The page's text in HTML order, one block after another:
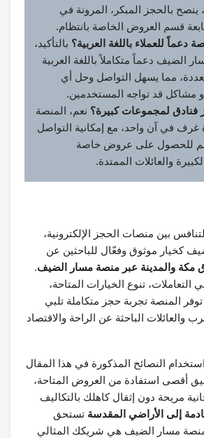
، ينصح بالحجز المبكر، المرونة في
قسم العروض الخاصة بانتظام.
دعماً للعملاء باللغة العربية؟ بالتأكيد،
الضيف دعماً متكاملاً باللغة العربية
مما يسهل التواصل وحل أي
مشاكل قد تواجه المستخدمين.
لمجموعات كبيرة؟ نعم، المنصة
غرف في آن واحد، مع إمكانية التواصل
للحصول على عروض خاصة
والعائلات الممتدة.
بين منصات الحجز الإلكترونية،
كخيار موثوق وفعّال للباحثين عن
مكة والمدينة عبر منصة مسار الضيف.
تنوع الخيارات المتاحة،
المنصة تجربة حجز متكاملة تلبي
والعائلات الباحثة عن الراحة والاقتصاد
النصائح المذكورة في هذا المقال
أقصى استفادة من العروض المتاحة،
مريحة دون إثقال كاهلك بالتكاليف
إلى الأراضي المقدسة تستحق
مسار الضيف هي شريكك المثالي